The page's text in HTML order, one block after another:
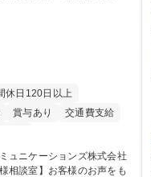
室でのお仕事です。
休日120日以上
賞与あり
交通費支給
ュニケーションズ株式会社
相談室】お客様のお声をも